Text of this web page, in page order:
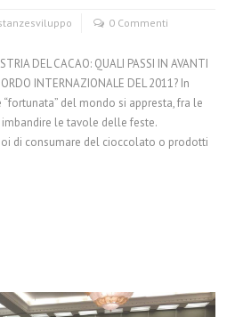
sviluppo 0 Commenti
DEL CACAO: QUALI PASSI IN AVANTI
INTERNAZIONALE DEL 2011? In
del mondo si appresta, fra le
le tavole delle feste.
di consumare del cioccolato o prodotti